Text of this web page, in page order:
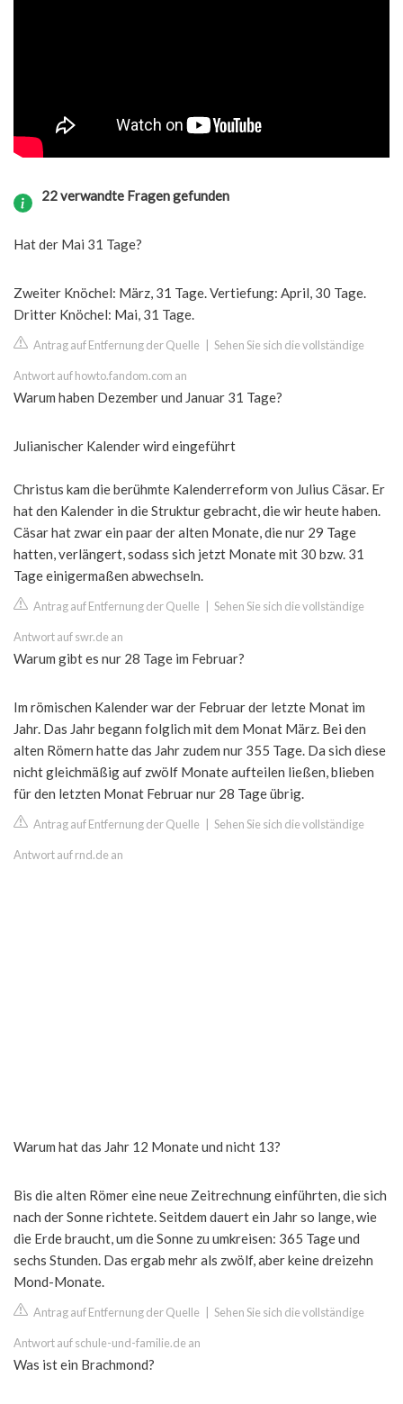
22 verwandte Fragen gefunden
Hat der Mai 31 Tage?
Zweiter Knöchel: März, 31 Tage. Vertiefung: April, 30 Tage.
Dritter Knöchel: Mai, 31 Tage.
Antrag auf Entfernung der Quelle Sehen Sie sich die vollständige
Antwort auf howto.fandom.com an
Warum haben Dezember und Januar 31 Tage?
Julianischer Kalender wird eingeführt
Christus kam die berühmte Kalenderreform von Julius Cäsar. Er
hat den Kalender in die Struktur gebracht, die wir heute haben.
Cäsar hat zwar ein paar der alten Monate, die nur 29 Tage
hatten, verlängert, sodass sich jetzt Monate mit 30 bzw. 31
Tage einigermaßen abwechseln.
Antrag auf Entfernung der Quelle Sehen Sie sich die vollständige
Antwort auf swr.de an
Warum gibt es nur 28 Tage im Februar?
Im römischen Kalender war der Februar der letzte Monat im
Jahr. Das Jahr begann folglich mit dem Monat März. Bei den
alten Römern hatte das Jahr zudem nur 355 Tage. Da sich diese
nicht gleichmäßig auf zwölf Monate aufteilen ließen, blieben
für den letzten Monat Februar nur 28 Tage übrig.
Antrag auf Entfernung der Quelle Sehen Sie sich die vollständige
Antwort auf rnd.de an
Warum hat das Jahr 12 Monate und nicht 13?
Bis die alten Römer eine neue Zeitrechnung einführten, die sich
nach der Sonne richtete. Seitdem dauert ein Jahr so lange, wie
die Erde braucht, um die Sonne zu umkreisen: 365 Tage und
sechs Stunden. Das ergab mehr als zwölf, aber keine dreizehn
Mond-Monate.
Antrag auf Entfernung der Quelle Sehen Sie sich die vollständige
Antwort auf schule-und-familie.de an
Was ist ein Brachmond?